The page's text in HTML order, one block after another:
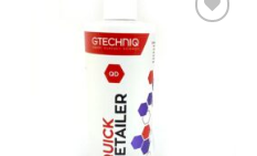
NT$4800